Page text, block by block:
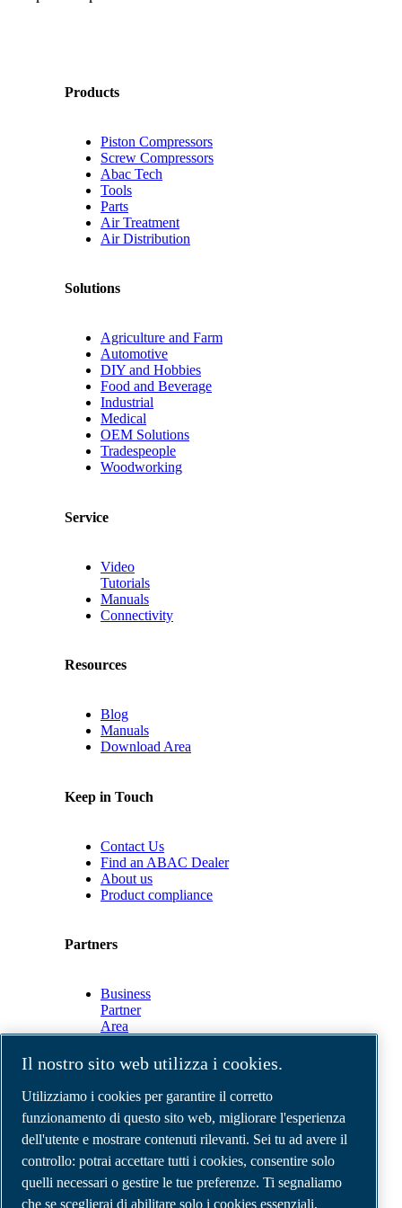
Products
Piston Compressors
Screw Compressors
Abac Tech
Tools
Parts
Air Treatment
Air Distribution
Solutions
Agriculture and Farm
Automotive
DIY and Hobbies
Food and Beverage
Industrial
Medical
OEM Solutions
Tradespeople
Woodworking
Service
Video
Tutorials
Manuals
Connectivity
Resources
Blog
Manuals
Download Area
Keep in Touch
Contact Us
Find an ABAC Dealer
About us
Product compliance
Partners
Business
Partner
Area
Connect
2.0
Business
ABAC
Media
Gallery
©2026 Compressori d'aria ABAC
Note legali e privacy
Il nostro sito web utilizza i cookies.
Utilizziamo i cookies per garantire il corretto
funzionamento di questo sito web, migliorare l'esperienza
dell'utente e mostrare contenuti rilevanti. Sei tu ad avere il
controllo: potrai accettare tutti i cookies, consentire solo
quelli necessari o gestire le tue preferenze. Ti segnaliamo
che se sceglierai di abilitare solo i cookies essenziali,